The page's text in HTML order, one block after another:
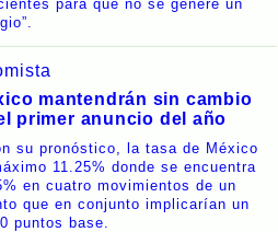
para que no se genere un
mantendrán sin cambio
primer anuncio del año
su pronóstico, la tasa de México
11.25% donde se encuentra
en cuatro movimientos de un
que en conjunto implicarían un
puntos base.